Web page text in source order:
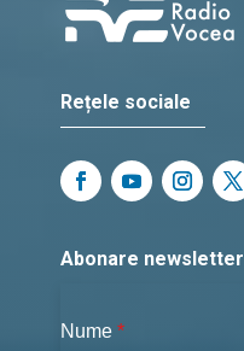
Rețele sociale
Abonare newsletter
Nume *